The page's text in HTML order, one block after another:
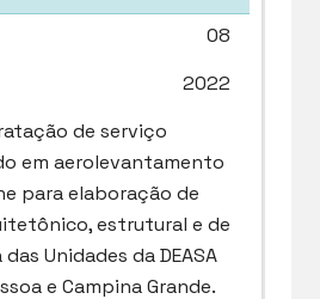
08
2022
de serviço
em aerolevantamento
para elaboração de
estrutural e de
Unidades da DEASA
e Campina Grande.